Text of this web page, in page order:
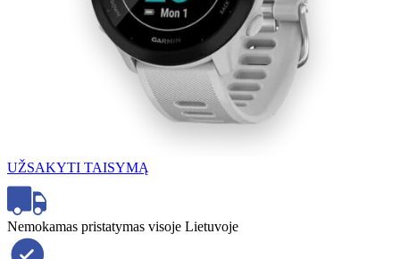
UŽSAKYTI TAISYMĄ
Nemokamas pristatymas visoje Lietuvoje